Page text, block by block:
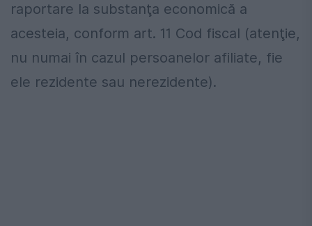
raportare la substanţa economică a
acesteia, conform art. 11 Cod fiscal (atenţie,
nu numai în cazul persoanelor afiliate, fie
ele rezidente sau nerezidente).